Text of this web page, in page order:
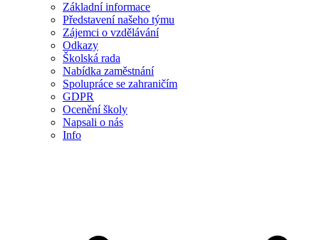
Základní informace
Představení našeho týmu
Zájemci o vzdělávání
Odkazy
Školská rada
Nabídka zaměstnání
Spolupráce se zahraničím
GDPR
Ocenění školy
Napsali o nás
Info